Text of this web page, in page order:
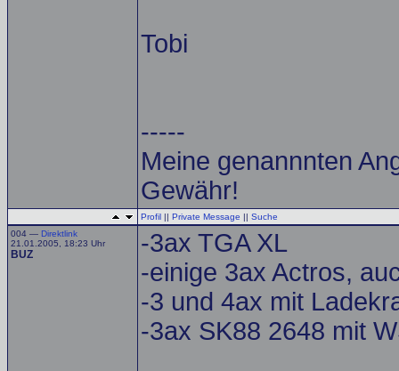
Tobi
-----
Meine genannnten
Gewähr!
Profil || Private Message || Suche
004 — Direktlink
21.01.2005, 18:23 Uhr
BUZ
-3ax TGA XL
-einige 3ax Actros,
-3 und 4ax mit
-3ax SK88 2648 mit